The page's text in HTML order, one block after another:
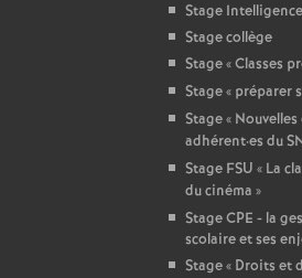
Stage
Stage collège
Stage «Classes
Stage « préparer
Stage «
adhérent·es du
Stage FSU « La
du cinéma »
Stage CPE - la
scolaire et ses
Stage « Droits et